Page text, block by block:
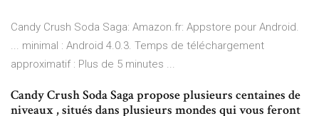
Candy Crush Soda Saga: Amazon.fr: Appstore pour Android.
... minimal : Android 4.0.3. Temps de téléchargement
approximatif : Plus de 5 minutes ...
Candy Crush Soda Saga propose plusieurs centaines de
niveaux , situés dans plusieurs mondes qui vous feront